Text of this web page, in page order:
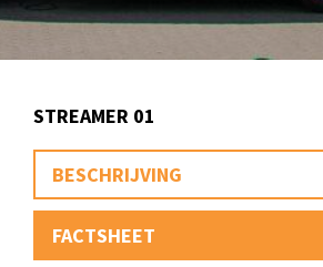
STREAMER 01
BESCHRIJVING
FACTSHEET